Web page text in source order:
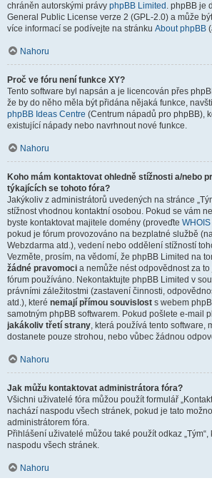
chráněn autorskými právy phpBB Limited . phpBB je
General Public License verze 2 (GPL-2.0) a může
více informací se podívejte na stránku About phpBB
Nahoru
Proč ve fóru není funkce XY?
Tento software byl napsán a je licencován přes
že by do něho měla být přidána nějaká funkce,
phpBB Ideas Centre (Centrum nápadů pro phpBB),
existující nápady nebo navrhnout nové funkce.
Nahoru
Koho mám kontaktovat ohledně stížnosti a/nebo
týkajících se tohoto fóra?
Jakýkoliv z administrátorů uvedených na stránce
stížnost vhodnou kontaktní osobou. Pokud se vám
byste kontaktovat majitele domény (proveďte
pokud je fórum provozováno na bezplatné službě
Webzdarma atd.), vedení nebo oddělení stížností
Vezměte, prosím, na vědomí, že phpBB Limited na
žádné pravomoci a nemůže nést odpovědnost za
fórum používáno. Nekontaktujte phpBB Limited v
právními záležitostmi (zastavení činnosti,
atd.), které nemají přímou souvislost s webem
samotným phpBB softwarem. Pokud pošlete e-mail
jakákoliv třetí strany, která používá tento software,
dostanete pouze strohou, nebo vůbec žádnou
Nahoru
Jak můžu kontaktovat administrátora fóra?
Všichni uživatelé fóra můžou použít formulář
nachází naspodu všech stránek, pokud je tato
administrátorem fóra.
Přihlášení uživatelé můžou také použít odkaz
naspodu všech stránek.
Nahoru